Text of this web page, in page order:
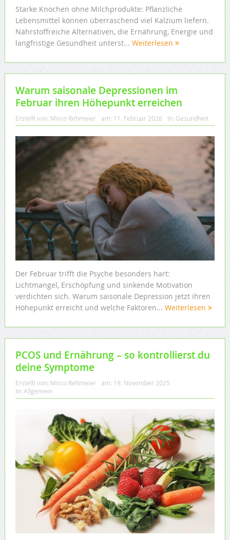
Starke Knochen ohne Milchprodukte: Pflanzliche
Lebensmittel können überraschend viel Kalzium liefern.
Nährstoffreiche Alternativen, die Ernährung, Energie und
langfristige Gesundheit unterst... Weiterlesen
Warum saisonale Depressionen im
Februar ihren Höhepunkt erreichen
Erstellt von: Mirco Rehmeier am: 11. Februar 2026 In: Gesundheit
Der Februar trifft die Psyche besonders hart:
Lichtmangel, Erschöpfung und sinkende Motivation
verdichten sich. Warum saisonale Depression jetzt ihren
Höhepunkt erreicht und welche Faktoren... Weiterlesen
PCOS und Ernährung – so kontrollierst du
deine Symptome
Erstellt von: Mirco Rehmeier am: 19. November 2025
In: Allgemein